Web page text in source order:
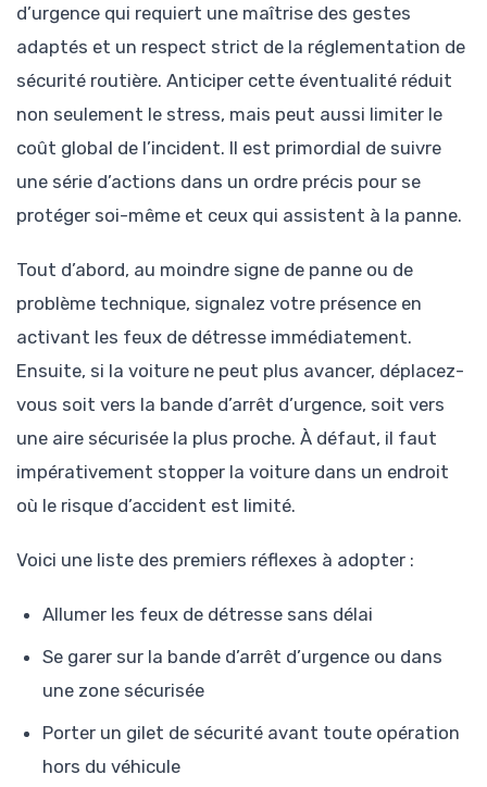
d’urgence qui requiert une maîtrise des gestes
adaptés et un respect strict de la réglementation de
sécurité routière. Anticiper cette éventualité réduit
non seulement le stress, mais peut aussi limiter le
coût global de l’incident. Il est primordial de suivre
une série d’actions dans un ordre précis pour se
protéger soi-même et ceux qui assistent à la panne.
Tout d’abord, au moindre signe de panne ou de
problème technique, signalez votre présence en
activant les feux de détresse immédiatement.
Ensuite, si la voiture ne peut plus avancer, déplacez-
vous soit vers la bande d’arrêt d’urgence, soit vers
une aire sécurisée la plus proche. À défaut, il faut
impérativement stopper la voiture dans un endroit
où le risque d’accident est limité.
Voici une liste des premiers réflexes à adopter :
Allumer les feux de détresse sans délai
Se garer sur la bande d’arrêt d’urgence ou dans
une zone sécurisée
Porter un gilet de sécurité avant toute opération
hors du véhicule